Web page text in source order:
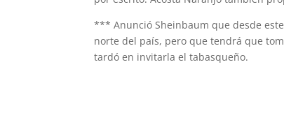
*** Anunció Sheinbaum que desde
norte del país, pero que tendrá que
tardó en invitarla el tabasqueño.